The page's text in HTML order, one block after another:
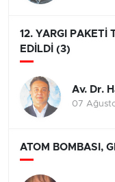
12. YARGI PAKETİ
EDİLDİ (3)
Av. Dr.
07
ATOM BOMBASI,